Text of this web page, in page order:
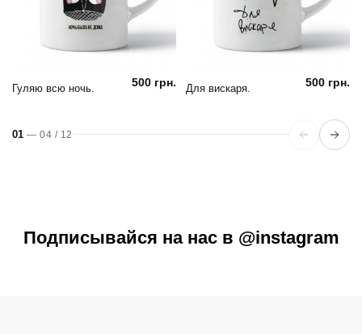
Гуляю всю ночь. 500 грн. Для вискаря. 500 грн.
01 —04 / 12
Подписывайся на нас в @instagram